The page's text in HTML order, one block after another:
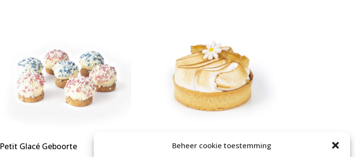
Beheer cookie toestemming
Petit Glacé Geboorte Tarte Citron